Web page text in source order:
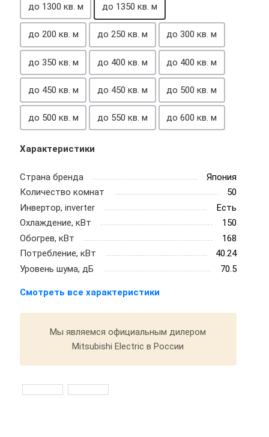
до 1300 кв. м до 1350 кв. м
до 200 кв. м до 250 кв. м до 300 кв. м
до 350 кв. м до 400 кв. м до 400 кв. м
до 450 кв. м до 450 кв. м до 500 кв. м
до 500 кв. м до 550 кв. м до 600 кв. м
Характеристики
Страна бренда
Япония
Количество комнат
50
Инвертор, inverter
Есть
Охлаждение, кВт
150
Обогрев, кВт
168
Потребление, кВт
40.24
Уровень шума, дБ
70.5
Смотреть все характеристики
Мы являемся официальным дилером
Mitsubishi Electric в России